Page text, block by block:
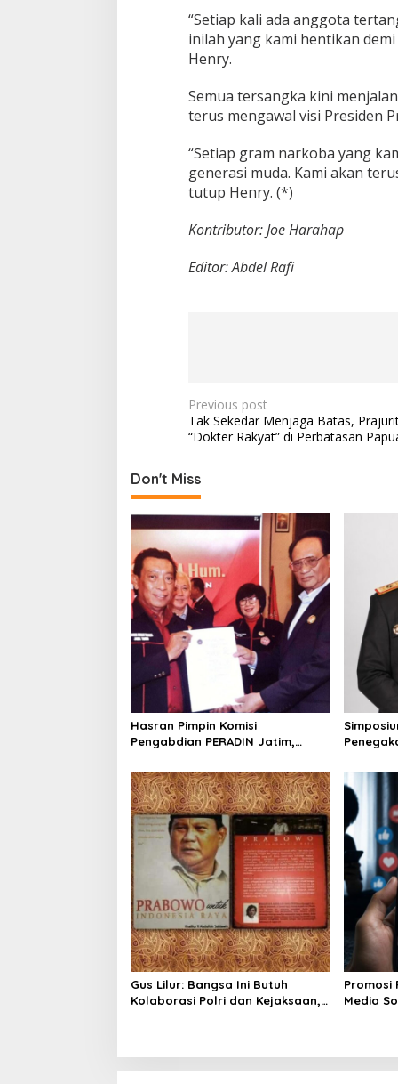
“Setiap kali ada anggota
inilah yang kami hentikan
Henry.
Semua tersangka kini
terus mengawal visi Presiden
“Setiap gram narkoba yang
generasi muda. Kami akan
tutup Henry. (*)
Kontributor: Joe Harahap
Editor: Abdel Rafi
P
o
t
n
a
v
i
g
a
t
i
o
n
Previous post
Tak Sekedar Menjaga Batas,
“Dokter Rakyat” di Perbatasan
Don't Miss
Hasran Pimpin Komisi
Pengabdian PERADIN Jatim,
Akses Bantuan Hukum
Irhamni:
Gus Lilur: Bangsa Ini Butuh
Kolaborasi Polri dan Kejaksaan,
Promosi
Media